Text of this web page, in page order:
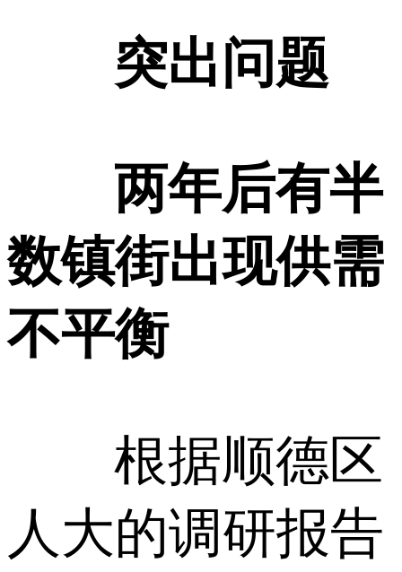
突出问题
两年后有半
数镇街出现供需
不平衡
根据顺德区
人大的调研报告